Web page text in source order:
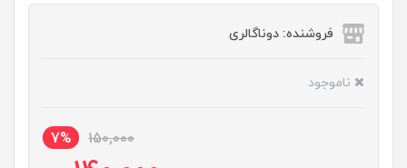
فروشنده: دوناگالری
ناموجود
150,000
7%